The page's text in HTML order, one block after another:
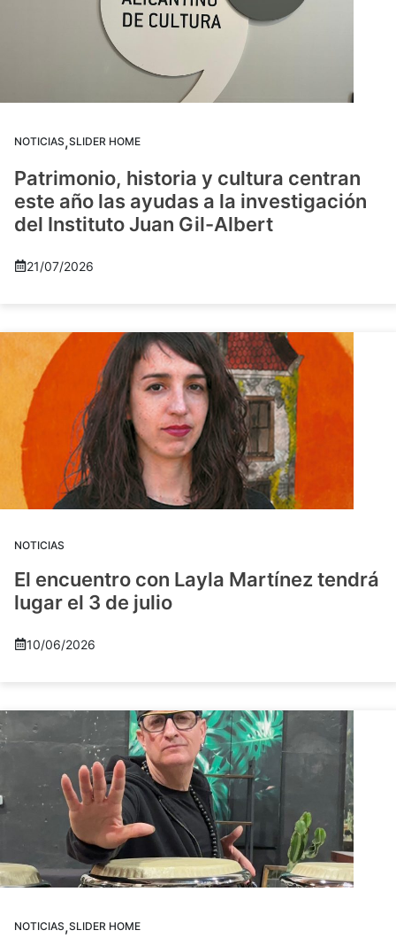
NOTICIAS,SLIDER HOME
Patrimonio, historia y cultura centran
este año las ayudas a la investigación
del Instituto Juan Gil-Albert
21/07/2026
NOTICIAS
El encuentro con Layla Martínez tendrá
lugar el 3 de julio
10/06/2026
NOTICIAS,SLIDER HOME